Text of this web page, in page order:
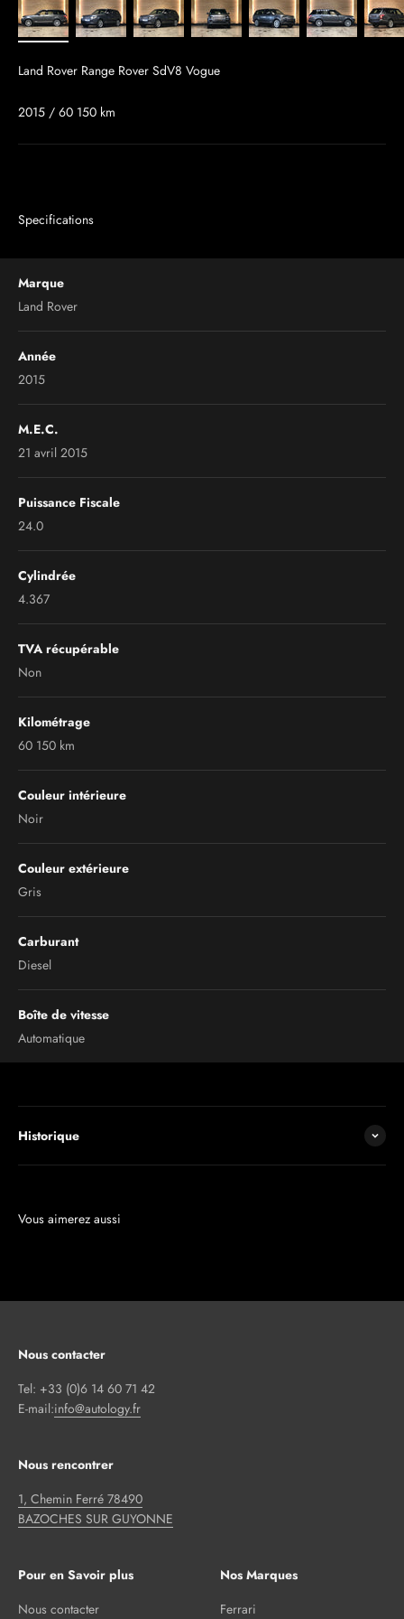
Land Rover Range Rover SdV8 Vogue
2015 / 60 150 km
Specifications
Marque
Land Rover
Année
2015
M.E.C.
21 avril 2015
Puissance Fiscale
24.0
Cylindrée
4.367
TVA récupérable
Non
Kilométrage
60 150 km
Couleur intérieure
Noir
Couleur extérieure
Gris
Carburant
Diesel
Boîte de vitesse
Automatique
Historique
Nous contacter
Tel: +33 (0)6 14 60 71 42
E-mail:info@autology.fr
Nous rencontrer
1, Chemin Ferré 78490
BAZOCHES SUR GUYONNE
Pour en Savoir plus
Nous contacter
Nos Marques
Ferrari